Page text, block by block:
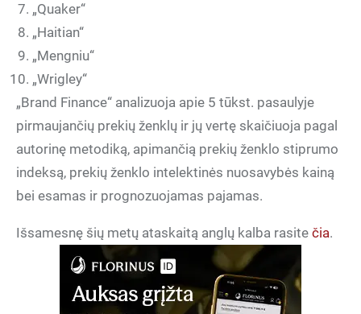
„Quaker“
„Haitian“
„Mengniu“
„Wrigley“
„Brand Finance“ analizuoja apie 5 tūkst. pasaulyje
pirmaujančių prekių ženklų ir jų vertę skaičiuoja pagal
autorinę metodiką, apimančią prekių ženklo stiprumo
indeksą, prekių ženklo intelektinės nuosavybės kainą
bei esamas ir prognozuojamas pajamas.
Išsamesnę šių metų ataskaitą anglų kalba rasite čia.